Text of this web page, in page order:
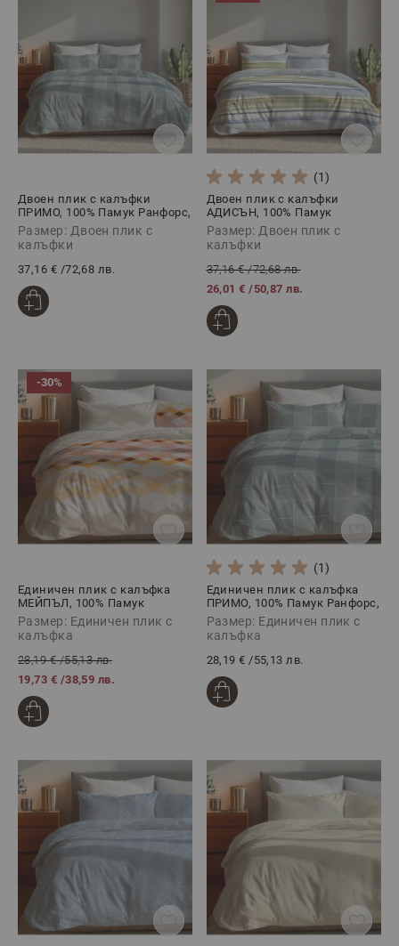
Двоен плик с калъфки
ПРИМО, 100% Памук Ранфорс,
3 части
Размер: Двоен плик с
калъфки
37,16 € /72,68 лв.
(1)
Двоен плик с калъфки
АДИСЪН, 100% Памук
Ранфорс, 3 части
Размер: Двоен плик с
калъфки
37,16 €/72,68 лв.
26,01 € /50,87 лв.
-30%
Единичен плик с калъфка
МЕЙПЪЛ, 100% Памук
Ранфорс, 2 части
Размер: Единичен плик с
калъфка
28,19 €/55,13 лв.
19,73 € /38,59 лв.
(1)
Единичен плик с калъфка
ПРИМО, 100% Памук Ранфорс,
2 части
Размер: Единичен плик с
калъфка
28,19 € /55,13 лв.